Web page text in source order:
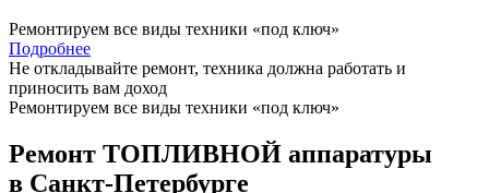
Ремонтируем все виды техники «под ключ»
Подробнее
Не откладывайте ремонт, техника должна работать и
приносить вам доход
Ремонтируем все виды техники «под ключ»
Ремонт ТОПЛИВНОЙ аппаратуры
в Санкт-Петербурге